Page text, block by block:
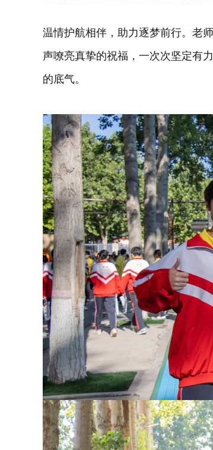
温情护航相伴，助力逐梦前行。老
声嘹亮真挚的祝福，一次次坚定有
的底气。